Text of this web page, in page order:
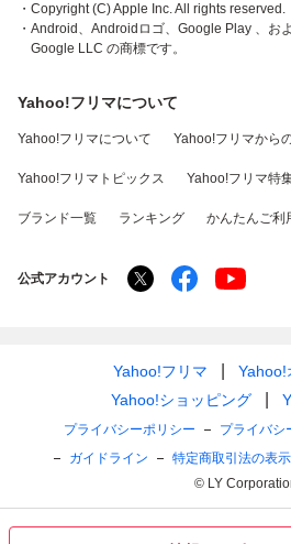
・Copyright (C) Apple Inc. All rights reserved.
・Android、Androidロゴ、Google Play 、お
Google LLC の商標です。
Yahoo!フリマについて
Yahoo!フリマについて Yahoo!フリマから
Yahoo!フリマトピックス Yahoo!フリマ特
ブランド一覧 ランキング かんたんご利
公式アカウント
Yahoo!フリマ
Yahoo!
Yahoo!ショッピング
プライバシーポリシー プライバシ
ガイドライン
特定商取引法の表示
© LY